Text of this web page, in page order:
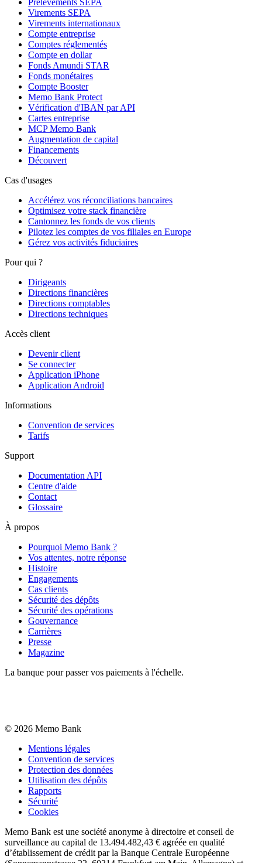
Prélèvements SEPA
Virements SEPA
Virements internationaux
Compte entreprise
Comptes réglementés
Compte en dollar
Fonds Amundi STAR
Fonds monétaires
Compte Booster
Memo Bank Protect
Vérification d'IBAN par API
Cartes entreprise
MCP Memo Bank
Augmentation de capital
Financements
Découvert
Cas d'usages
Accélérez vos réconciliations bancaires
Optimisez votre stack financière
Cantonnez les fonds de vos clients
Pilotez les comptes de vos filiales en Europe
Gérez vos activités fiduciaires
Pour qui ?
Dirigeants
Directions financières
Directions comptables
Directions techniques
Accès client
Devenir client
Se connecter
Application iPhone
Application Android
Informations
Convention de services
Tarifs
Support
Documentation API
Centre d'aide
Contact
Glossaire
À propos
Pourquoi Memo Bank ?
Vos attentes, notre réponse
Histoire
Engagements
Cas clients
Sécurité des dépôts
Sécurité des opérations
Gouvernance
Carrières
Presse
Magazine
La banque pour passer vos paiements à l'échelle.
© 2026 Memo Bank
Mentions légales
Convention de services
Protection des données
Utilisation des dépôts
Rapports
Sécurité
Cookies
Memo Bank est une société anonyme à directoire et conseil de
surveillance au capital de 13.494.482,43 € agréée en qualité
d’établissement de crédit par la Banque Centrale Européenne